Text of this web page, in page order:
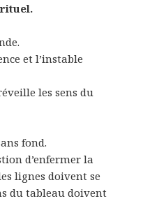
et l’instable
les sens du
fond.
d’enfermer la
lignes doivent se
du tableau doivent